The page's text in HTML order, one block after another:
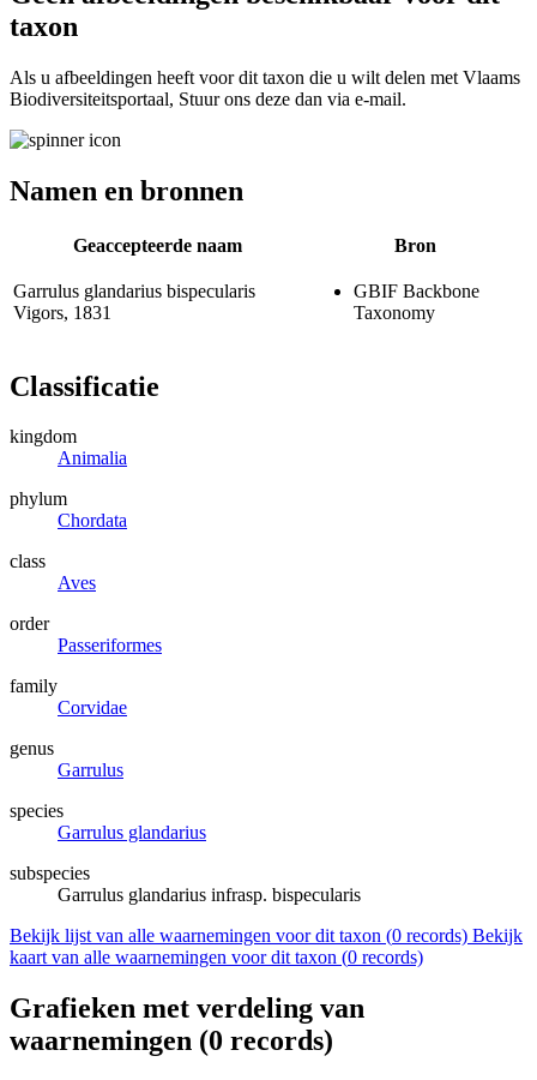
taxon
Als u afbeeldingen heeft voor dit taxon die u wilt delen met Vlaams
Biodiversiteitsportaal, Stuur ons deze dan via e-mail.
Namen en bronnen
Geaccepteerde naam Bron
Garrulus glandarius bispecularis
Vigors, 1831
GBIF Backbone
Taxonomy
Classificatie
kingdom
Animalia
phylum
Chordata
class
Aves
order
Passeriformes
family
Corvidae
genus
Garrulus
species
Garrulus glandarius
subspecies
Garrulus glandarius infrasp. bispecularis
Bekijk lijst van alle waarnemingen voor dit taxon (0 records) Bekijk
kaart van alle waarnemingen voor dit taxon (0 records)
Grafieken met verdeling van
waarnemingen (0 records)